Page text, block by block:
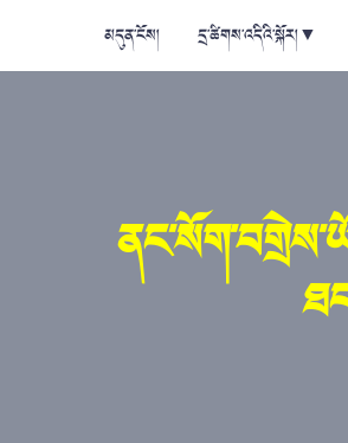
མདུན་ངོས། དྲ་ཚིགས་འདིའི་སྐོར།▼